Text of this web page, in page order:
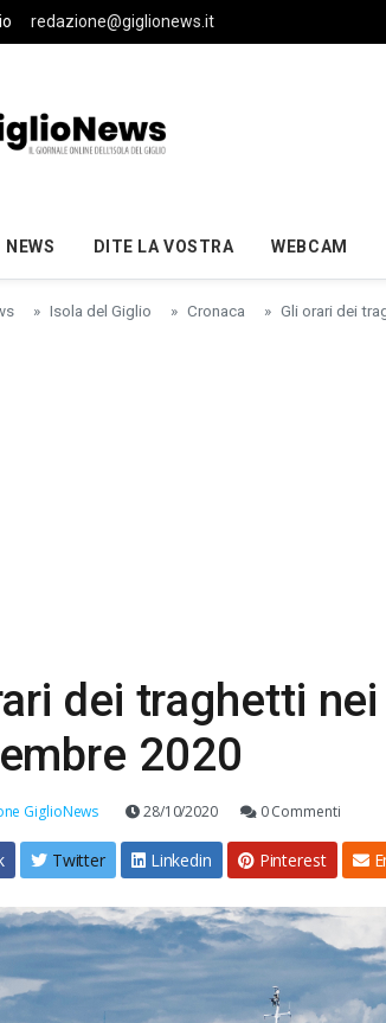
redazione@giglionews.it
NEWS DITE LA VOSTRA WEBCAM
Isola del Giglio Cronaca Gli orari dei
dei traghetti
2020
GiglioNews 28/10/2020 0 Commenti
Twitter Linkedin Pinterest